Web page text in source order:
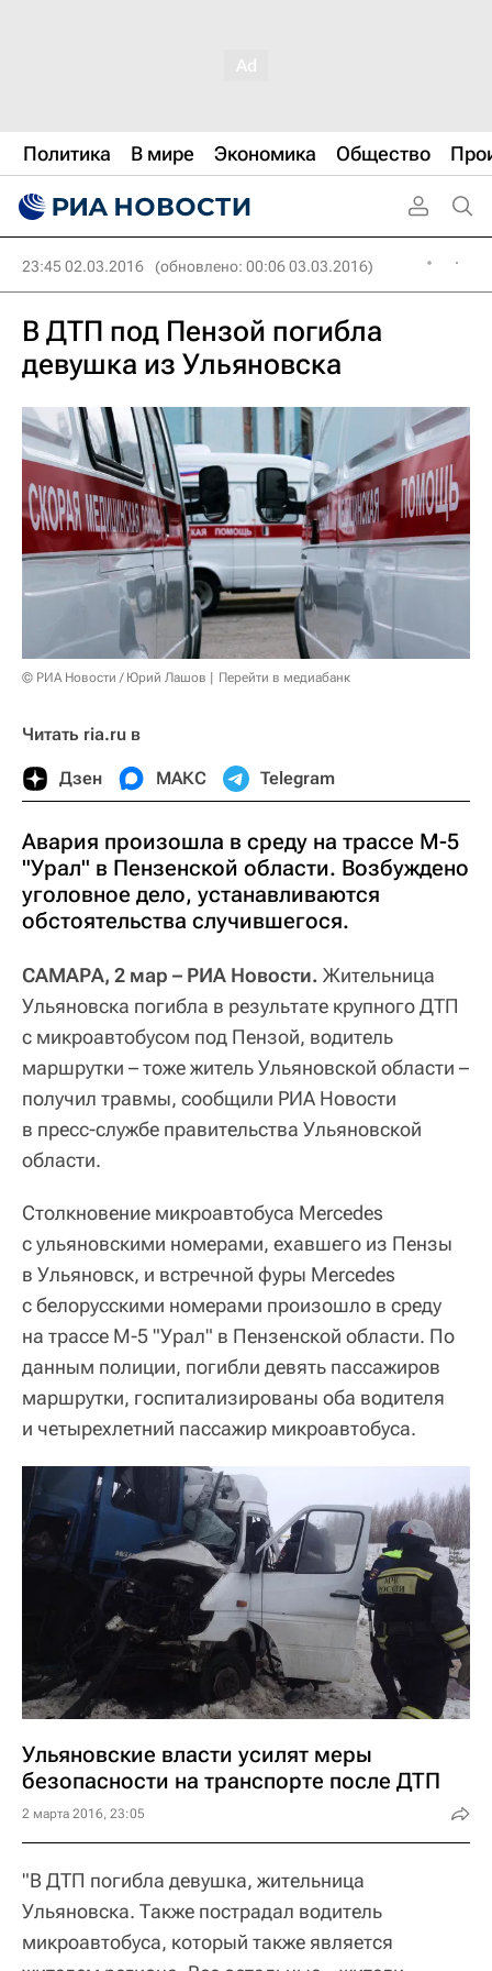
Политика В мире Экономика Общество
23:45 02.03.2016 (обновлено: 00:06 03.03.2016)
В ДТП под Пензой погибла
девушка из Ульяновска
© РИА Новости / Юрий Лашов Перейти в медиабанк
Читать ria.ru в
Дзен МАКС Telegram
Авария произошла в среду на трассе М-5
"Урал" в Пензенской области. Возбуждено
уголовное дело, устанавливаются
обстоятельства случившегося.
САМАРА, 2 мар – РИА Новости. Жительница
Ульяновска погибла в результате крупного ДТП
с микроавтобусом под Пензой, водитель
маршрутки – тоже житель Ульяновской области –
получил травмы, сообщили РИА Новости
в пресс-службе правительства Ульяновской
области.
Столкновение микроавтобуса Mercedes
с ульяновскими номерами, ехавшего из Пензы
в Ульяновск, и встречной фуры Mercedes
с белорусскими номерами произошло в среду
на трассе М-5 "Урал" в Пензенской области. По
данным полиции, погибли девять пассажиров
маршрутки, госпитализированы оба водителя
и четырехлетний пассажир микроавтобуса.
Ульяновские власти усилят меры
безопасности на транспорте после ДТП
2 марта 2016, 23:05
"В ДТП погибла девушка, жительница
Ульяновска. Также пострадал водитель
микроавтобуса, который также является